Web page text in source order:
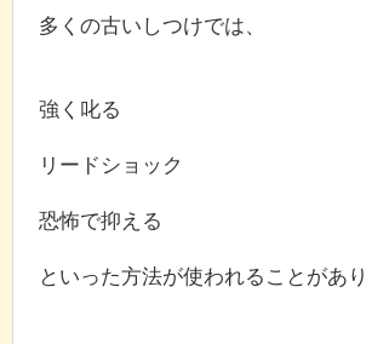
多くの古いしつけでは、
強く叱る
リードショック
恐怖で抑える
といった方法が使われることがあり